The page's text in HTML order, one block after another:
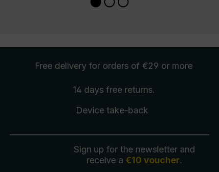
Free delivery for orders of €29 or more
14 days free returns.
Device take-back
Sign up for the newsletter and
receive a €10 voucher.